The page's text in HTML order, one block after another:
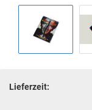
Lieferzeit: